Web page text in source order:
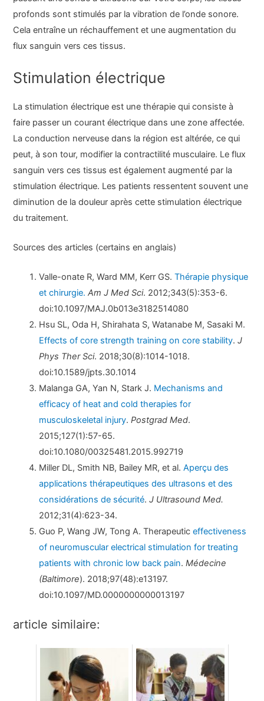
profonds sont stimulés par la vibration de l’onde sonore.
Cela entraîne un réchauffement et une augmentation du
flux sanguin vers ces tissus.
Stimulation électrique
La stimulation électrique est une thérapie qui consiste à
faire passer un courant électrique dans une zone affectée.
La conduction nerveuse dans la région est altérée, ce qui
peut, à son tour, modifier la contractilité musculaire. Le flux
sanguin vers ces tissus est également augmenté par la
stimulation électrique. Les patients ressentent souvent une
diminution de la douleur après cette stimulation électrique
du traitement.
Sources des articles (certains en anglais)
Valle-onate R, Ward MM, Kerr GS.Thérapie physique
et chirurgie. Am J Med Sci. 2012;343(5):353-6.
doi:10.1097/MAJ.0b013e3182514080
Hsu SL, Oda H, Shirahata S, Watanabe M, Sasaki M.
Effects of core strength training on core stability.J
Phys Ther Sci. 2018;30(8):1014-1018.
doi:10.1589/jpts.30.1014
Malanga GA, Yan N, Stark J. Mechanisms and
efficacy of heat and cold therapies for
musculoskeletal injury.Postgrad Med.
2015;127(1):57-65.
doi:10.1080/00325481.2015.992719
Miller DL, Smith NB, Bailey MR, et al.Aperçu des
applications thérapeutiques des ultrasons et des
considérations de sécurité.J Ultrasound Med.
2012;31(4):623-34.
Guo P, Wang JW, Tong A. Therapeuticeffectiveness
of neuromuscular electrical stimulation for treating
patients with chronic low back pain.Médecine
(Baltimore). 2018;97(48):e13197.
doi:10.1097/MD.0000000000013197
article similaire: